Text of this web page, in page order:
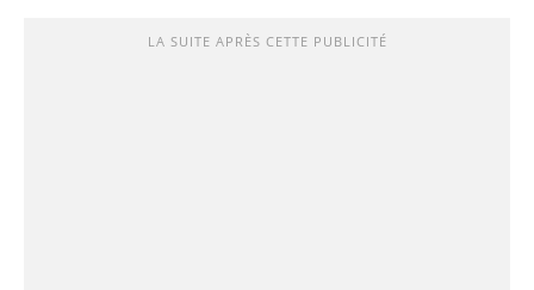
LA SUITE APRÈS CETTE PUBLICITÉ